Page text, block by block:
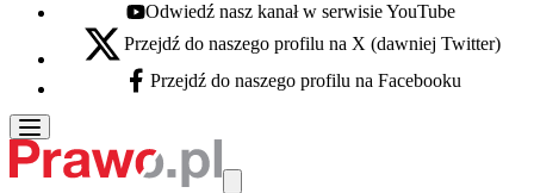
Youtube - otwiera się w nowej karcie
Odwiedź nasz kanał w serwisie YouTube
X - otwiera się w nowej karcie
Przejdź do naszego profilu na X (dawniej Twitter)
Facebook - otwiera się w nowej karcie
Przejdź do naszego profilu na Facebooku